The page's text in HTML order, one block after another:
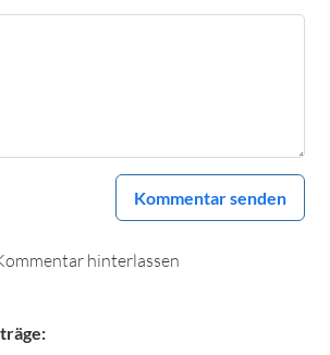
Kommentar senden
hinterlassen